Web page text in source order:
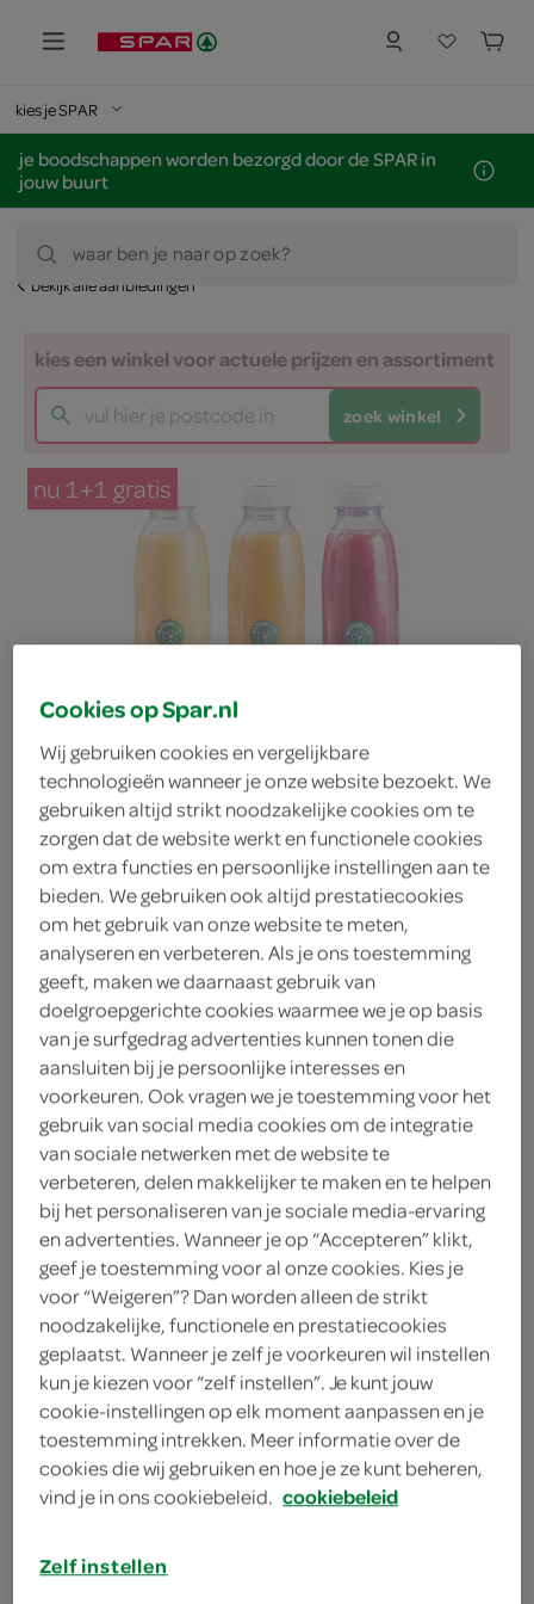
kies je SPAR
je boodschappen worden bezorgd door de SPAR in
jouw buurt
waar ben je naar op zoek?
bekijk alle aanbiedingen
kies een winkel voor actuele prijzen en assortiment
zoek winkel
nu 1+1 gratis
alle SPAR verse sappen
nu 1+1 gratis
Alle combinaties zijn mogelijk, je ontvangt 50% korting
op de totaalprijs. Voeg 2 stuks of een veelvoud van 2
stuks toe aan je winkelmand om te profiteren van deze
actie. Bijvoorbeeld sinaasappelsap 2 stuks van 5.18
voor 2.59
deze aanbieding is verlopen
bekijk huidige aanbiedingen
Spar sap ananas meloen
mango passievrucht
500 Milliliter
2.69 kies je SPAR
Spar sap sinaasappelsap
banaan
Cookies op Spar.nl
Wij gebruiken cookies en vergelijkbare
technologieën wanneer je onze website bezoekt. We
gebruiken altijd strikt noodzakelijke cookies om te
zorgen dat de website werkt en functionele cookies
om extra functies en persoonlijke instellingen aan te
bieden. We gebruiken ook altijd prestatiecookies
om het gebruik van onze website te meten,
analyseren en verbeteren. Als je ons toestemming
geeft, maken we daarnaast gebruik van
doelgroepgerichte cookies waarmee we je op basis
van je surfgedrag advertenties kunnen tonen die
aansluiten bij je persoonlijke interesses en
voorkeuren. Ook vragen we je toestemming voor het
gebruik van social media cookies om de integratie
van sociale netwerken met de website te
verbeteren, delen makkelijker te maken en te helpen
bij het personaliseren van je sociale media-ervaring
en advertenties. Wanneer je op “Accepteren” klikt,
geef je toestemming voor al onze cookies. Kies je
voor “Weigeren”? Dan worden alleen de strikt
noodzakelijke, functionele en prestatiecookies
geplaatst. Wanneer je zelf je voorkeuren wil instellen
kun je kiezen voor “zelf instellen”. Je kunt jouw
cookie-instellingen op elk moment aanpassen en je
toestemming intrekken. Meer informatie over de
cookies die wij gebruiken en hoe je ze kunt beheren,
vind je in ons cookiebeleid. cookiebeleid
Zelf instellen